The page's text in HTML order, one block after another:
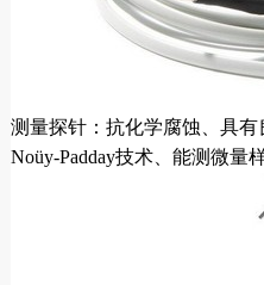
测量探针：抗化学腐蚀、具
Noüy-Padday技术、能测微量